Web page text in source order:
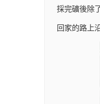
採完礦後除
回家的路上